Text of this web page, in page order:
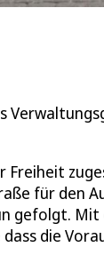
für den
gefolgt. Mit
die